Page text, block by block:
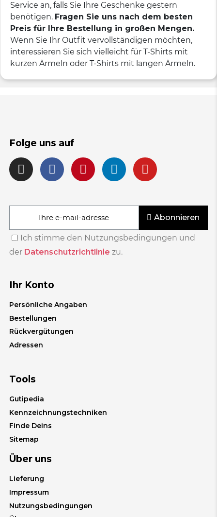
Service an, falls Sie Ihre Geschenke gestern
benötigen. Fragen Sie uns nach dem besten
Preis für Ihre Bestellung in großen Mengen.
Wenn Sie Ihr Outfit vervollständigen möchten,
interessieren Sie sich vielleicht für T-Shirts mit
kurzen Ärmeln oder T-Shirts mit langen Ärmeln.
Folge uns auf
Abonnieren
Ich stimme den Nutzungsbedingungen und
der Datenschutzrichtlinie zu.
Ihr Konto
Persönliche Angaben
Bestellungen
Rückvergütungen
Adressen
Tools
Gutipedia
Kennzeichnungstechniken
Finde Deins
Sitemap
Über uns
Lieferung
Impressum
Nutzungsbedingungen